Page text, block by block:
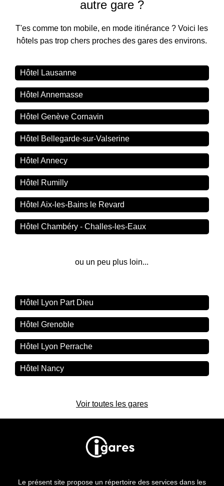
autre gare ?
T'es comme ton mobile, en mode itinérance ? Voici les
hôtels pas trop chers proches des gares des environs.
Hôtel Lausanne
Hôtel Annemasse
Hôtel Genève Cornavin
Hôtel Bellegarde-sur-Valserine
Hôtel Annecy
Hôtel Rumilly
Hôtel Aix-les-Bains le Revard
Hôtel Chambéry - Challes-les-Eaux
ou un peu plus loin...
Hôtel Lyon Part Dieu
Hôtel Grenoble
Hôtel Lyon Perrache
Hôtel Nancy
Voir toutes les gares
Le présent site propose un répertoire des services dans les